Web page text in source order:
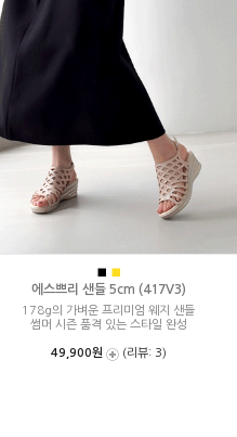
■ ■
에스쁘리 샌들 5cm (417V3)
178g의 가벼운 프리미엄 웨지 샌들
썸머 시즌 품격 있는 스타일 완성
49,900원 (리뷰: 3)